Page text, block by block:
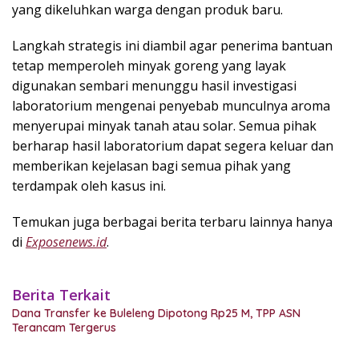
yang dikeluhkan warga dengan produk baru.
Langkah strategis ini diambil agar penerima bantuan
tetap memperoleh minyak goreng yang layak
digunakan sembari menunggu hasil investigasi
laboratorium mengenai penyebab munculnya aroma
menyerupai minyak tanah atau solar. Semua pihak
berharap hasil laboratorium dapat segera keluar dan
memberikan kejelasan bagi semua pihak yang
terdampak oleh kasus ini.
Temukan juga berbagai berita terbaru lainnya hanya
di Exposenews.id.
Berita Terkait
Dana Transfer ke Buleleng Dipotong Rp25 M, TPP ASN
Terancam Tergerus